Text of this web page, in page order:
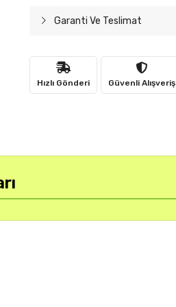
Garanti Ve Teslimat
Hızlı Gönderi Güvenli Alışveriş